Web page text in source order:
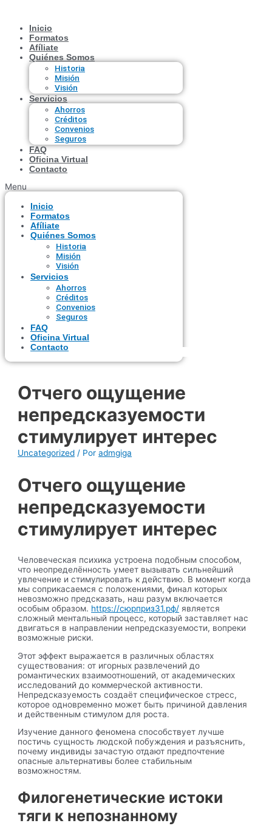
contenido
Inicio
Formatos
Afíliate
Quiénes Somos
Historia
Misión
Visión
Servicios
Ahorros
Créditos
Convenios
Seguros
FAQ
Oficina Virtual
Contacto
Menu
Inicio
Formatos
Afíliate
Quiénes Somos
Historia
Misión
Visión
Servicios
Ahorros
Créditos
Convenios
Seguros
FAQ
Oficina Virtual
Contacto
Отчего ощущение
непредсказуемости
стимулирует интерес
Uncategorized / Poradmgiga
Отчего ощущение
непредсказуемости
стимулирует интерес
Человеческая психика устроена подобным способом,
что неопределённость умеет вызывать сильнейший
увлечение и стимулировать к действию. В момент когда
мы соприкасаемся с положениями, финал которых
невозможно предсказать, наш разум включается
особым образом. https://сюрприз31.рф/ является
сложный ментальный процесс, который заставляет нас
двигаться в направлении непредсказуемости, вопреки
возможные риски.
Этот эффект выражается в различных областях
существования: от игорных развлечений до
романтических взаимоотношений, от академических
исследований до коммерческой активности.
Непредсказуемость создаёт специфическое стресс,
которое одновременно может быть причиной давления
и действенным стимулом для роста.
Изучение данного феномена способствует лучше
постичь сущность людской побуждения и разъяснить,
почему индивиды зачастую отдают предпочтение
опасные альтернативы более стабильным
возможностям.
Филогенетические истоки
тяги к непознанному